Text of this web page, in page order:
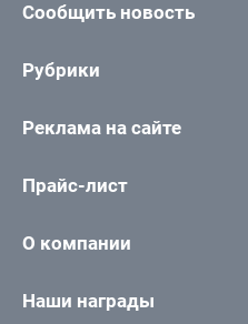
Сообщить новость
Рубрики
Реклама на сайте
Прайс-лист
О компании
Наши награды